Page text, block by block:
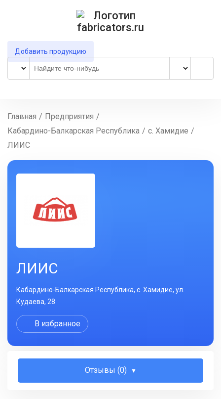
Добавить продукцию
Главная / Предприятия /
Кабардино-Балкарская Республика / с. Хамидие /
ЛИИС
ЛИИС
Кабардино-Балкарская Республика, с. Хамидие, ул.
Кудаева, 28
В избранное
Отзывы (0)